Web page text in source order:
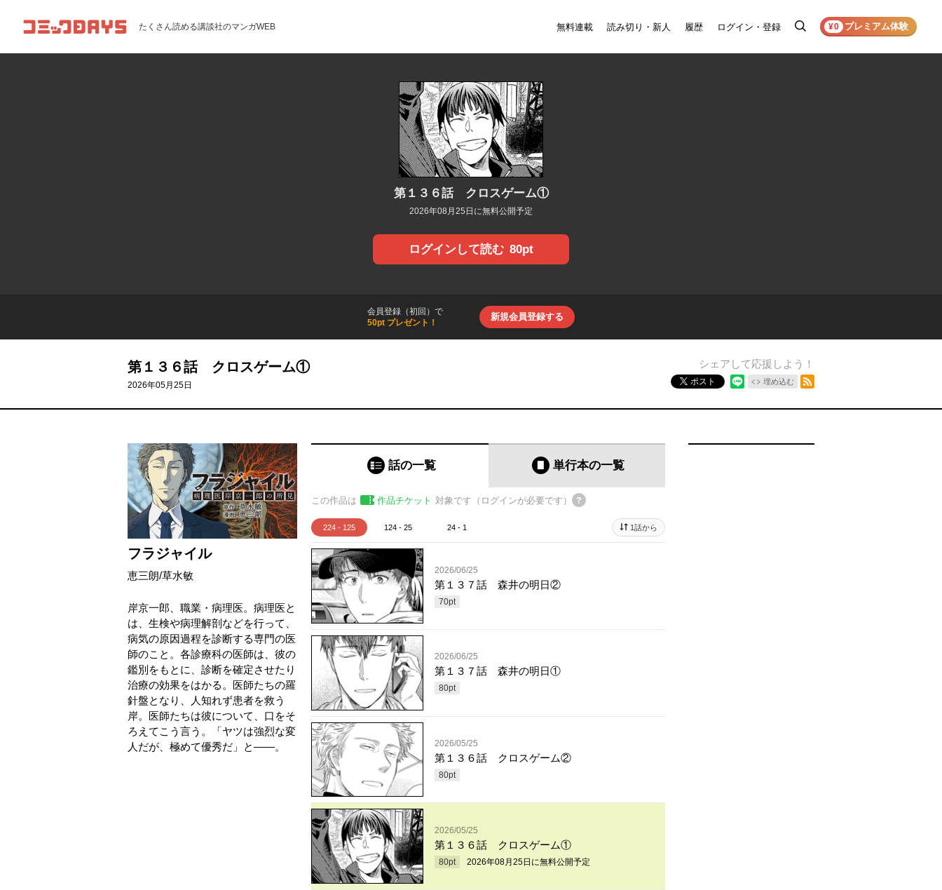
コミックDAYS たくさん読める講談社のマンガWEB 無料連載 読み切り・新人 履歴 ログイン・登録
検
¥0 プレミアム体験
第１３６話 クロスゲーム①
2026年08月25日に無料公開予定
ログインして読む 80pt
会員登録（初回）で
50pt プレゼント！
新規会員登録する
第１３６話 クロスゲーム①
2026年05月25日
シェアして応援しよう！
ポスト 埋め込む
フラジャイル
恵三朗/草水敏
岸京一郎、職業・病理医。病理医と
は、生検や病理解剖などを行って、
病気の原因過程を診断する専門の医
師のこと。各診療科の医師は、彼の
鑑別をもとに、診断を確定させたり
治療の効果をはかる。医師たちの羅
針盤となり、人知れず患者を救う
岸。医師たちは彼について、口をそ
ろえてこう言う。「ヤツは強烈な変
人だが、極めて優秀だ」と――。
話の一覧 単行本の一覧
この作品は 作品チケット 対象です（ログインが必要です）
224 - 125 124 - 25 24 - 1 1話から
2026/06/25
第１３７話 森井の明日②
70pt
2026/06/25
第１３７話 森井の明日①
80pt
2026/05/25
第１３６話 クロスゲーム②
80pt
2026/05/25
第１３６話 クロスゲーム①
80pt 2026年08月25日 に無料公開予定